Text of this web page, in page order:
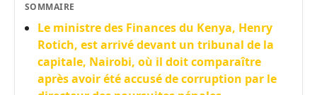
SOMMAIRE
Le ministre des Finances du Kenya, Henry
Rotich, est arrivé devant un tribunal de la
capitale, Nairobi, où il doit comparaître
après avoir été accusé de corruption par le